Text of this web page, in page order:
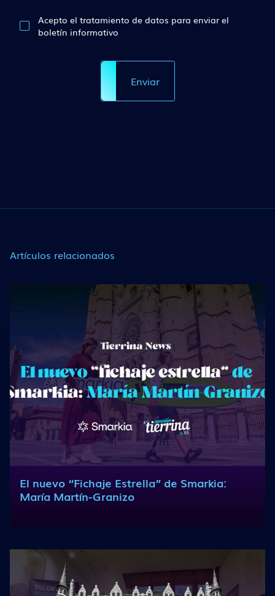
Acepto el tratamiento de datos para enviar el
boletín informativo
Enviar
Artículos relacionados
El nuevo “Fichaje Estrella” de Smarkia:
María Martín-Granizo